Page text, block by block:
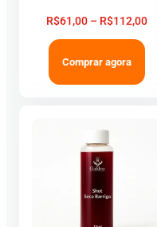
R$61,00 – R$112,00
Comprar agora